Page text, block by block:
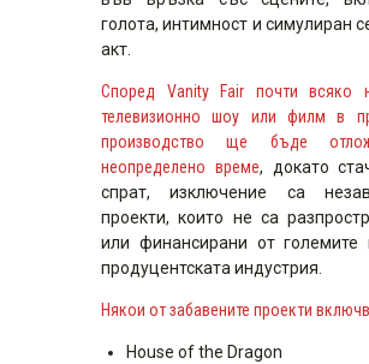
голота, интимност и симулиран
акт.
Според Vanity Fair почти всяко
телевизионно шоу или филм в
производство ще бъде
неопределено време, докато
спрат, изключение са
проекти, които не са
или финансирани от големите
продуцентската индустрия.
Някои от забавените проекти
House of the Dragon